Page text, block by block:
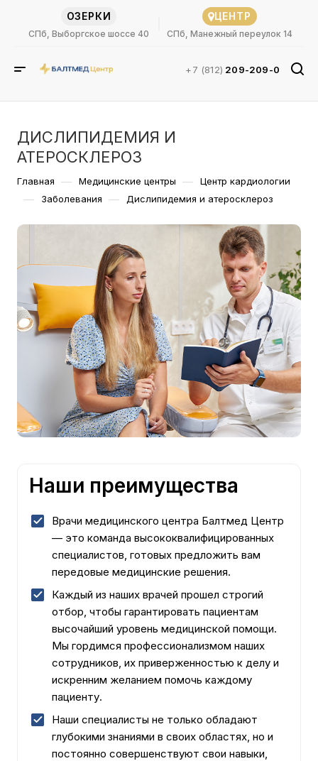
ОЗЕРКИ
СПб, Выборгское шоссе 40
ЦЕНТР
СПб, Манежный переулок 14
+7 (812) 209-209-0
ДИСЛИПИДЕМИЯ И
АТЕРОСКЛЕРОЗ
Главная — Медицинские центры — Центр кардиологии
— Заболевания — Дислипидемия и атеросклероз
Наши преимущества
Врачи медицинского центра Балтмед Центр
— это команда высококвалифицированных
специалистов, готовых предложить вам
передовые медицинские решения.
Каждый из наших врачей прошел строгий
отбор, чтобы гарантировать пациентам
высочайший уровень медицинской помощи.
Мы гордимся профессионализмом наших
сотрудников, их приверженностью к делу и
искренним желанием помочь каждому
пациенту.
Наши специалисты не только обладают
глубокими знаниями в своих областях, но и
постоянно совершенствуют свои навыки,